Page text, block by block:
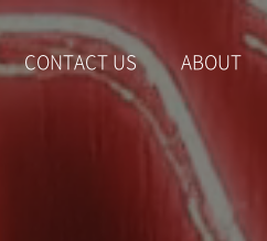
CONTACT US ABOUT